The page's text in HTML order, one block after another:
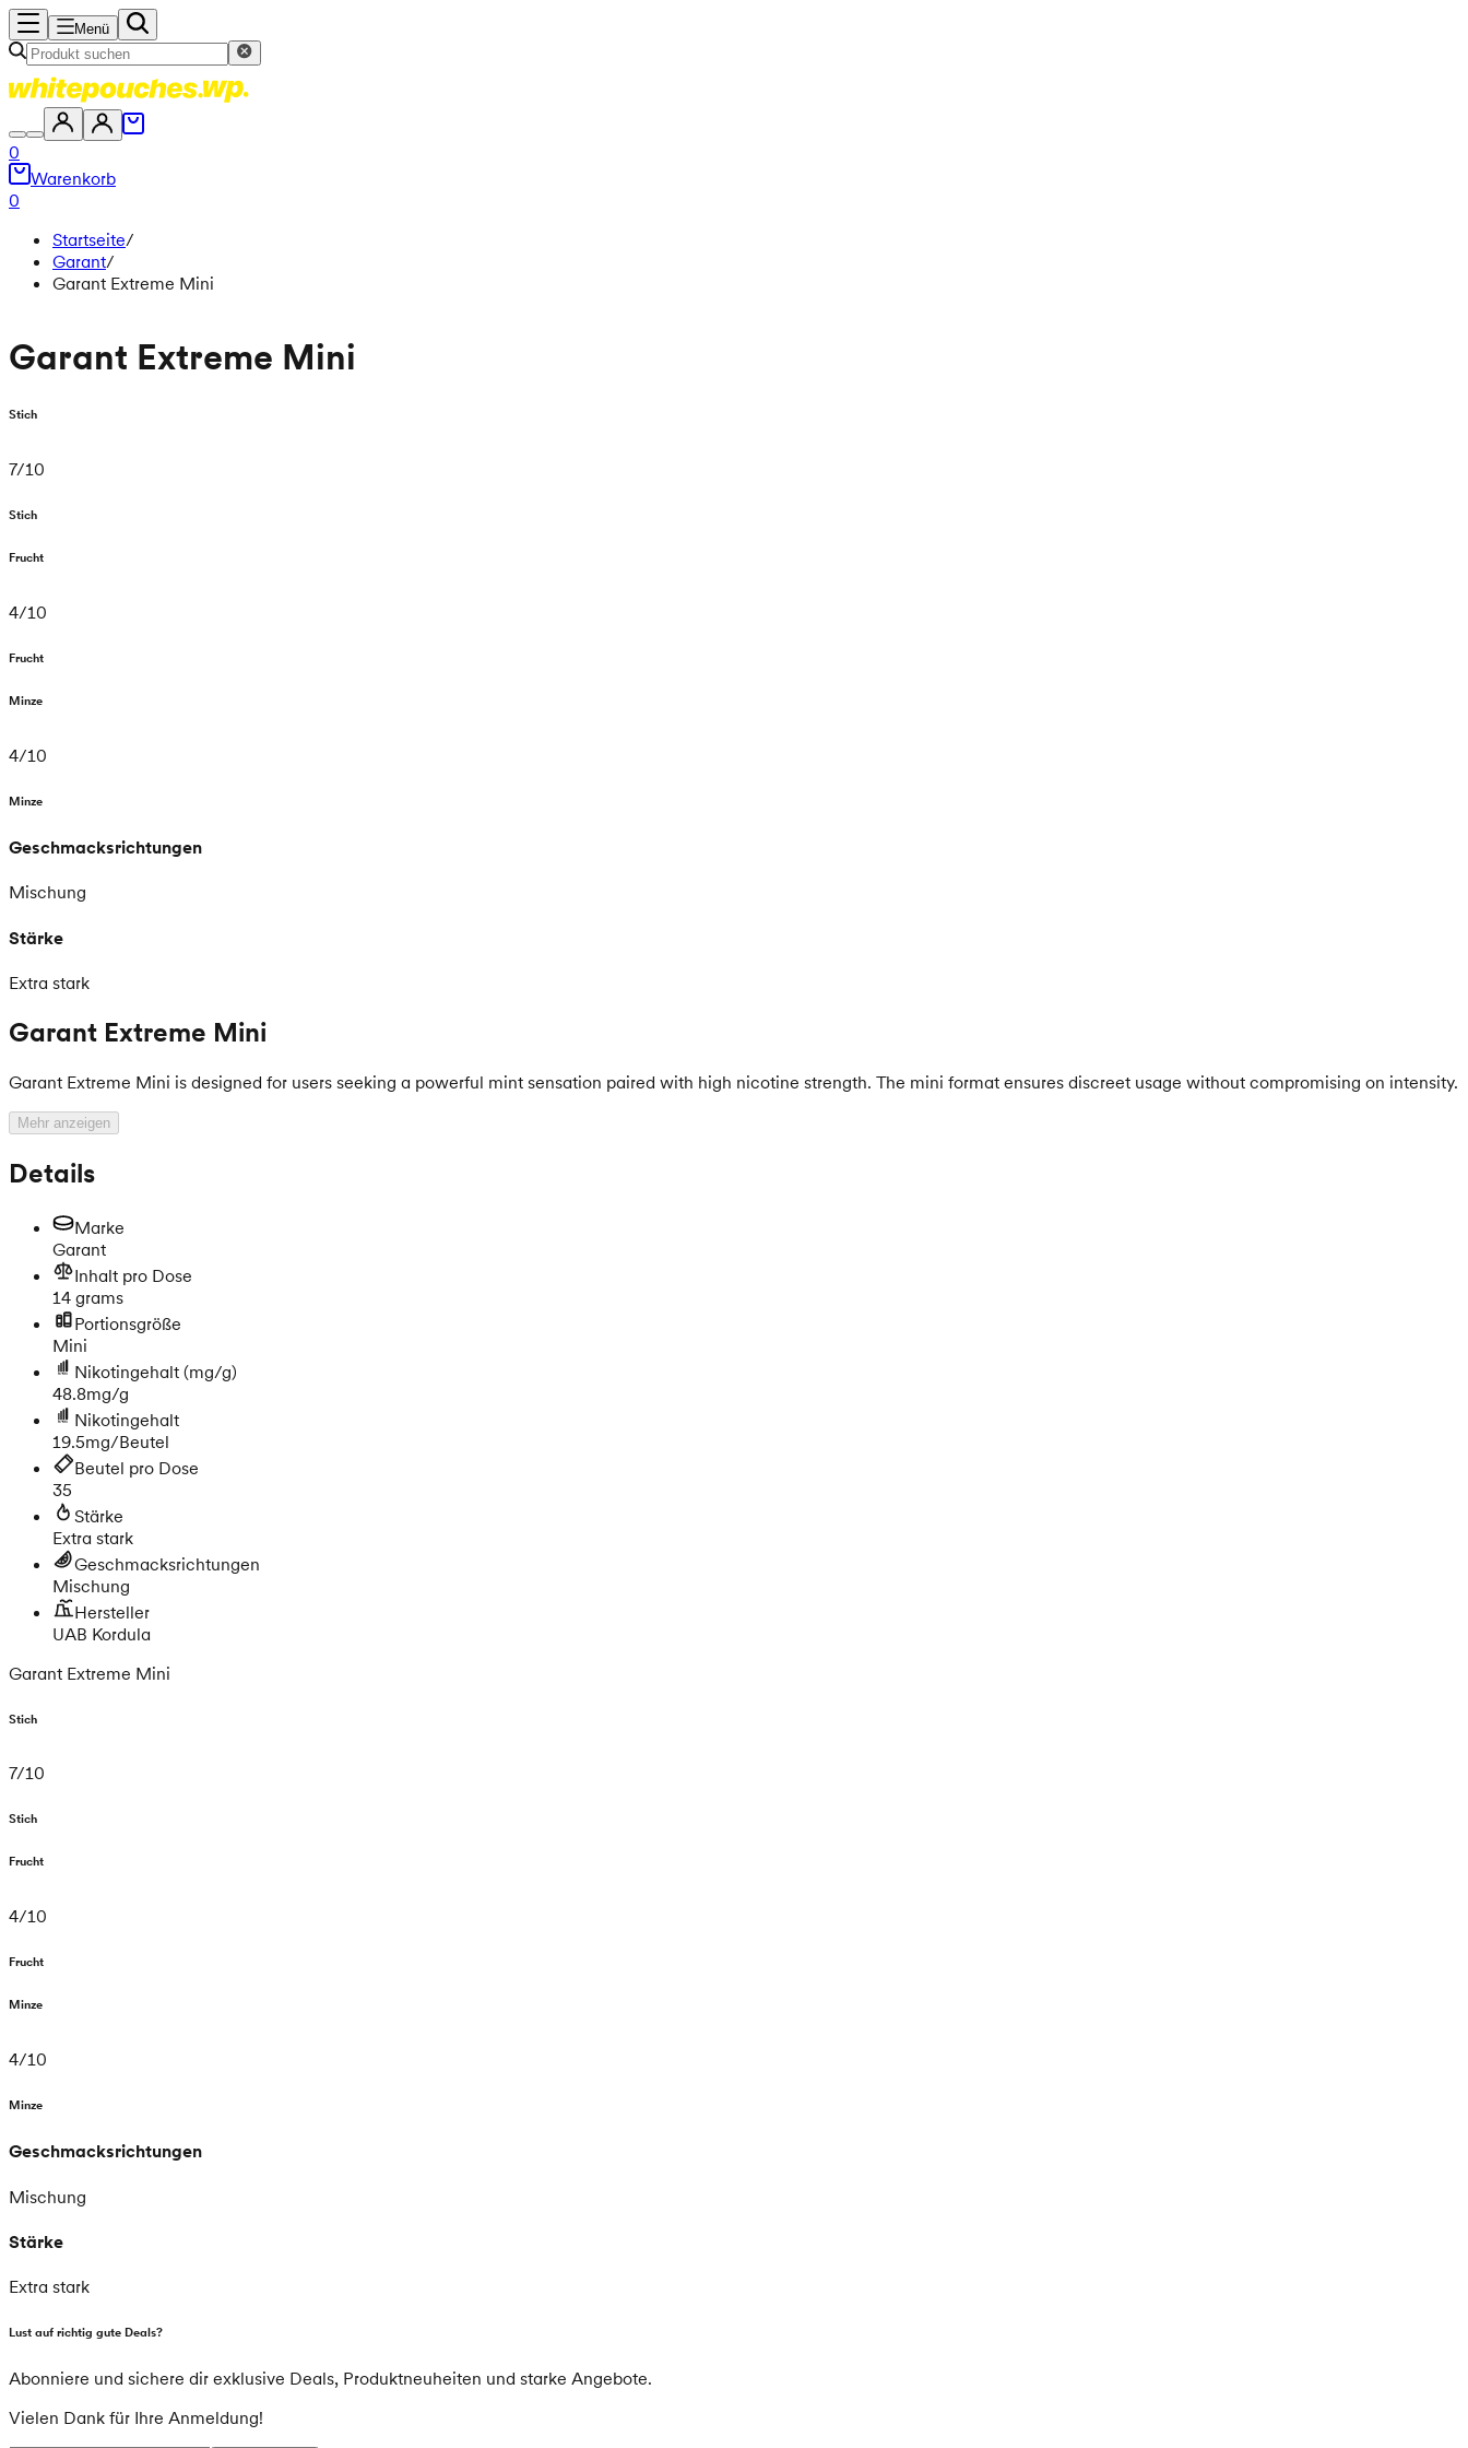
Menü
0
Warenkorb
0
Startseite/
Garant/
Garant Extreme Mini
Garant Extreme Mini
Stich
7/10
Stich
Frucht
4/10
Frucht
Minze
4/10
Minze
Geschmacksrichtungen
Mischung
Stärke
Extra stark
Garant Extreme Mini
Garant Extreme Mini is designed for users seeking a powerful mint sensation paired with high nicotine strength. The mini format ensures discreet usage without compromising on intensity.
Mehr anzeigen
Details
Marke
Garant
Inhalt pro Dose
14 grams
Portionsgröße
Mini
Nikotingehalt (mg/g)
48.8mg/g
Nikotingehalt
19.5mg/Beutel
Beutel pro Dose
35
Stärke
Extra stark
Geschmacksrichtungen
Mischung
Hersteller
UAB Kordula
Garant Extreme Mini
Stich
7/10
Stich
Frucht
4/10
Frucht
Minze
4/10
Minze
Geschmacksrichtungen
Mischung
Stärke
Extra stark
Lust auf richtig gute Deals?
Abonniere und sichere dir exklusive Deals, Produktneuheiten und starke Angebote.
Vielen Dank für Ihre Anmeldung!